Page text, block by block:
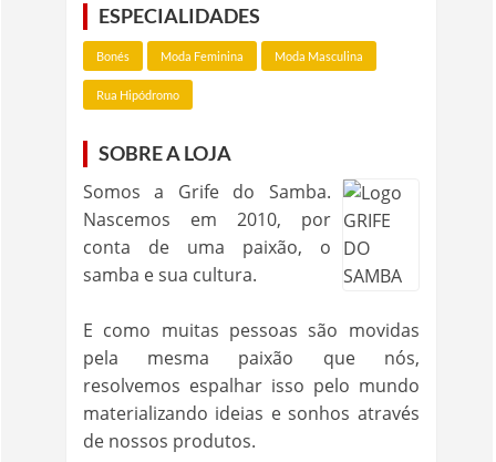
ESPECIALIDADES
Bonés Moda Feminina Moda Masculina
Rua Hipódromo
SOBRE A LOJA
Somos a Grife do Samba.
Nascemos em 2010, por
conta de uma paixão, o
samba e sua cultura.
E como muitas pessoas são movidas
pela mesma paixão que nós,
resolvemos espalhar isso pelo mundo
materializando ideias e sonhos através
de nossos produtos.